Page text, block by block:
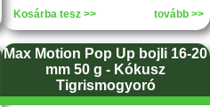
Kosárba tesz >> tovább >>
Max Motion Pop Up bojli 16-20
mm 50 g - Kókusz
Tigrismogyoró